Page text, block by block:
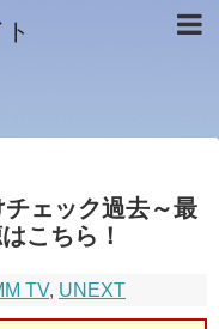
チェック過去～最
こちら！
TV, UNEXT